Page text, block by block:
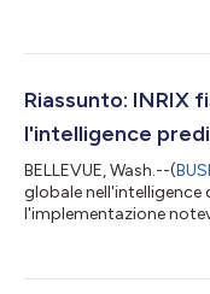
più grande al mondo
Mondiali di calcio FIFA
Riassunto: INRIX
l'intelligence
BELLEVUE, Wash.--(
globale
l'implementazione
parcheggio più